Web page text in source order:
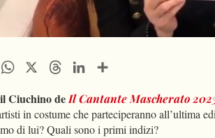
FacebookWhatsApp ThreadsLinkedIn
Ciuchino deIl Cantante Mascherato
in costume che parteciperanno all’ultima
di lui? Quali sono i primi indizi?